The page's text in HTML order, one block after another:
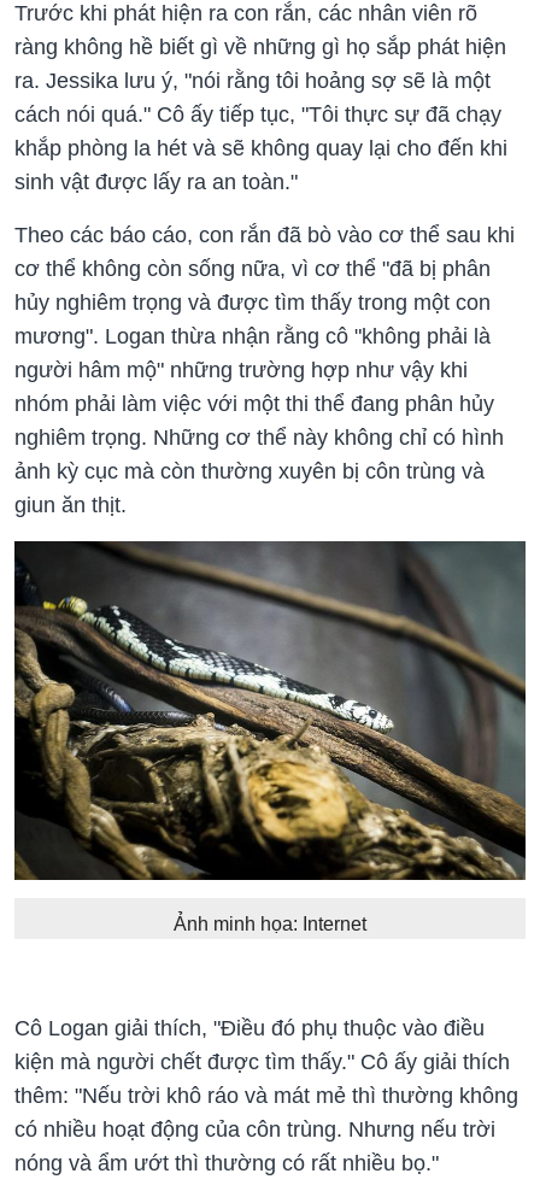
Trước khi phát hiện ra con rắn, các nhân viên rõ
ràng không hề biết gì về những gì họ sắp phát hiện
ra. Jessika lưu ý, "nói rằng tôi hoảng sợ sẽ là một
cách nói quá." Cô ấy tiếp tục, "Tôi thực sự đã chạy
khắp phòng la hét và sẽ không quay lại cho đến khi
sinh vật được lấy ra an toàn."
Theo các báo cáo, con rắn đã bò vào cơ thể sau khi
cơ thể không còn sống nữa, vì cơ thể "đã bị phân
hủy nghiêm trọng và được tìm thấy trong một con
mương". Logan thừa nhận rằng cô "không phải là
người hâm mộ" những trường hợp như vậy khi
nhóm phải làm việc với một thi thể đang phân hủy
nghiêm trọng. Những cơ thể này không chỉ có hình
ảnh kỳ cục mà còn thường xuyên bị côn trùng và
giun ăn thịt.
Ảnh minh họa: Internet
Cô Logan giải thích, "Điều đó phụ thuộc vào điều
kiện mà người chết được tìm thấy." Cô ấy giải thích
thêm: "Nếu trời khô ráo và mát mẻ thì thường không
có nhiều hoạt động của côn trùng. Nhưng nếu trời
nóng và ẩm ướt thì thường có rất nhiều bọ."